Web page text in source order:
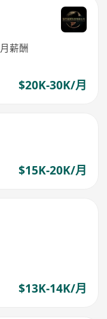
薪酬
$20K-30K/月
$15K-20K/月
$13K-14K/月